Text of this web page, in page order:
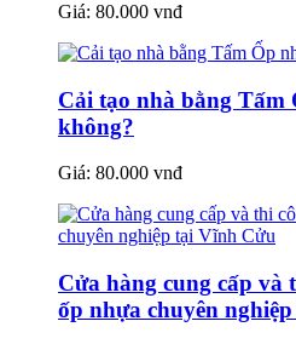
Giá: 80.000 vnđ
Cải tạo nhà bằng Tấm
không?
Giá: 80.000 vnđ
Cửa hàng cung cấp
ốp nhựa chuyên